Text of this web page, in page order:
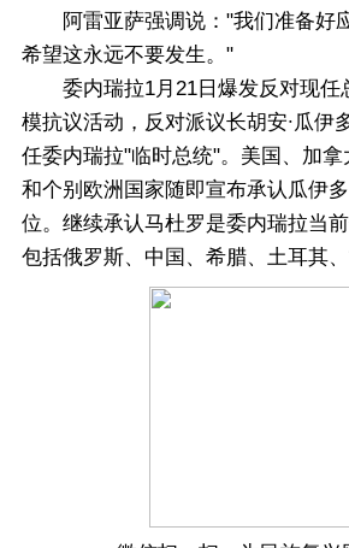
阿雷亚萨强调说："我们准备好
希望这永远不要发生。"
委内瑞拉1月21日爆发反对现任
模抗议活动，反对派议长胡安∙瓜伊
任委内瑞拉"临时总统"。美国、加
和个别欧洲国家随即宣布承认瓜伊
位。继续承认马杜罗是委内瑞拉当
包括俄罗斯、中国、希腊、土耳其、